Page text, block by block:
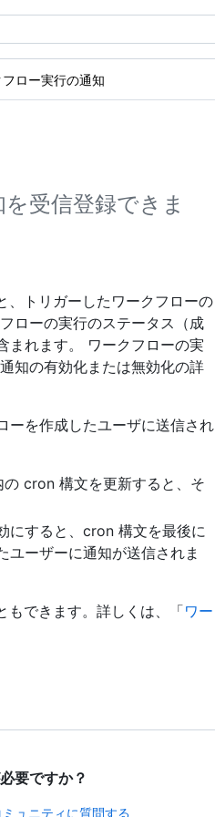
フロー実行の通知
受信登録できま
トリガーしたワークフローの
ローの実行のステータス（成
まれます。 ワークフローの実
知の有効化または無効化の詳
ーを作成したユーザに送信され
の cron 構文を更新すると、そ
にすると、cron 構文を最後に
ユーザーに通知が送信されま
できます。詳しくは、「ワー
要ですか？
ュニティに質問する